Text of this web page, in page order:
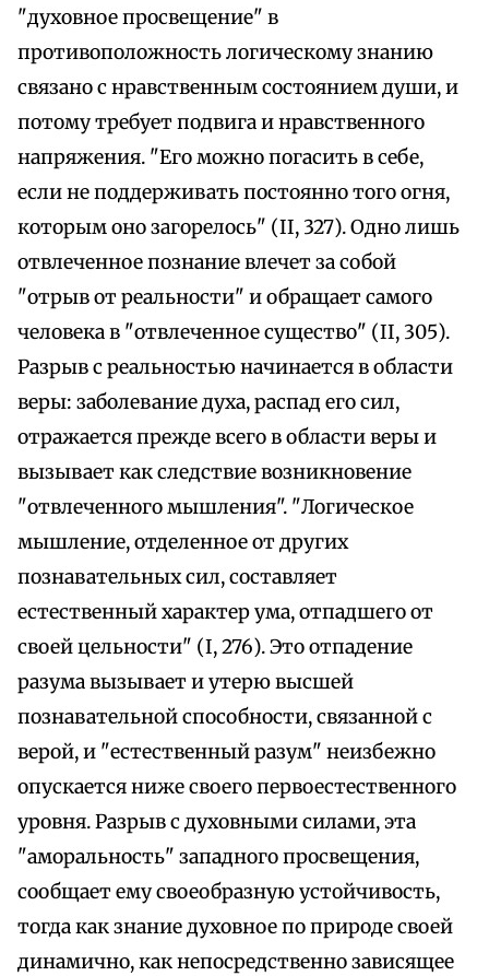
"духовное просвещение" в
противоположность логическому знанию
связано с нравственным состоянием души, и
потому требует подвига и нравственного
напряжения. "Его можно погасить в себе,
если не поддерживать постоянно того огня,
которым оно загорелось" (II, 327). Одно лишь
отвлеченное познание влечет за собой
"отрыв от реальности" и обращает самого
человека в "отвлеченное существо" (II, 305).
Разрыв с реальностью начинается в области
веры: заболевание духа, распад его сил,
отражается прежде всего в области веры и
вызывает как следствие возникновение
"отвлеченного мышления". "Логическое
мышление, отделенное от других
познавательных сил, составляет
естественный характер ума, отпадшего от
своей цельности" (I, 276). Это отпадение
разума вызывает и утерю высшей
познавательной способности, связанной с
верой, и "естественный разум" неизбежно
опускается ниже своего первоестественного
уровня. Разрыв с духовными силами, эта
"аморальность" западного просвещения,
сообщает ему своеобразную устойчивость,
тогда как знание духовное по природе своей
динамично, как непосредственно зависящее